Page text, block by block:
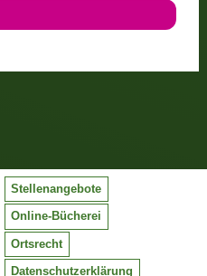
Stellenangebote
Online-Bücherei
Ortsrecht
Datenschutzerklärung